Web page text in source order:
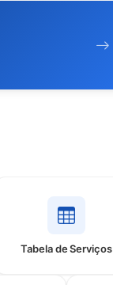
Tabela de Serviços